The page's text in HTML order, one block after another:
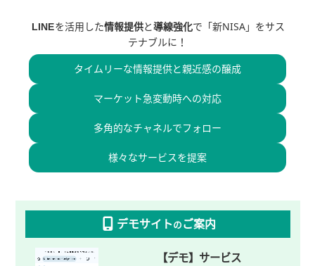
LINEを活用した情報提供と導線強化で「新NISA」をサス
テナブルに！
タイムリーな情報提供と親近感の醸成
マーケット急変動時への対応
多角的なチャネルでフォロー
様々なサービスを提案
デモサイトのご案内
【デモ】 サービス